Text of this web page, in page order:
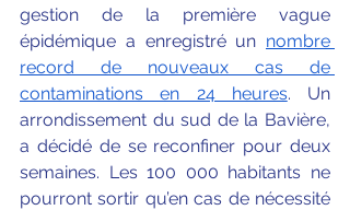
gestion de la première vague
épidémique a enregistré un nombre
record de nouveaux cas de
contaminations en 24 heures. Un
arrondissement du sud de la Bavière,
a décidé de se reconfiner pour deux
semaines. Les 100 000 habitants ne
pourront sortir qu’en cas de nécessité